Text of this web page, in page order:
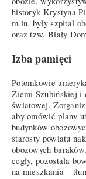
historyk Krystyna
m.in. były szpital
oraz tzw. Biały
Izba pamięci
Potomkowie
Ziemi Szubińskiej i
światowej.
aby omówić plany
budynków
starosty powiatu
obozowych
cegły, pozostała
na mieszkania –